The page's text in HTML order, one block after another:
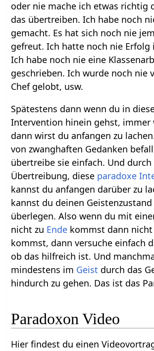
oder nie mache ich etwas richtig
das übertreiben. Ich habe noch
gemacht. Es hat sich noch nie
gefreut. Ich hatte noch nie Erfolg
Ich habe noch nie eine
geschrieben. Ich wurde noch nie
Chef gelobt, usw.
Spätestens dann wenn du in
Intervention hinein gehst, immer
dann wirst du anfangen zu
von zwanghaften Gedanken
übertreibe sie einfach. Und durch
Übertreibung, diese paradoxe
kannst du anfangen darüber zu
kannst du deinen Geistenzustand
überlegen. Also wenn du mit
nicht zu Ende kommst dann
kommst, dann versuche einfach
ob das hilfreich ist. Und
mindestens im Geist durch das
hindurch zu gehen. Das ist das
Paradoxon Video
Hier findest du einen